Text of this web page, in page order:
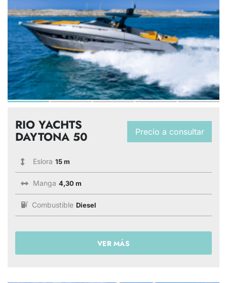
Precio a consultar
RIO YACHTS
DAYTONA 50
Eslora 15 m
Manga 4,30 m
Combustible Diesel
VER MÁS